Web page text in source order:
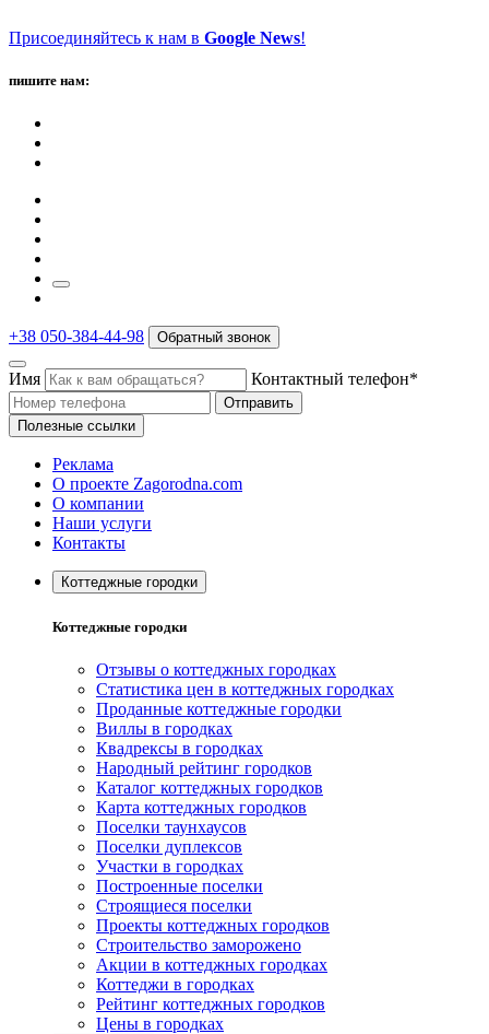
Присоединяйтесь к нам в Google News!
пишите нам:
+38 050-384-44-98 Обратный звонок
Имя Контактный телефон*
Отправить
Полезные ссылки
Реклама
О проекте Zagorodna.com
О компании
Наши услуги
Контакты
Коттеджные городки
Коттеджные городки
Отзывы о коттеджных городках
Статистика цен в коттеджных городках
Проданные коттеджные городки
Виллы в городках
Квадрексы в городках
Народный рейтинг городков
Каталог коттеджных городков
Карта коттеджных городков
Поселки таунхаусов
Поселки дуплексов
Участки в городках
Построенные поселки
Строящиеся поселки
Проекты коттеджных городков
Строительство заморожено
Акции в коттеджных городках
Коттеджи в городках
Рейтинг коттеджных городков
Цены в городках